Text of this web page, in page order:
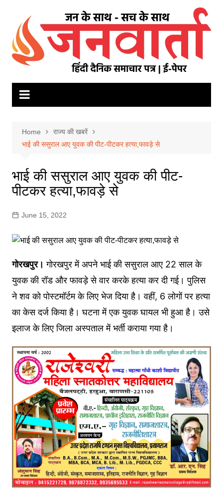
content
Home
राज्य की खबरें
भाई की ससुराल आए युवक की पीट-पीटकर हत्या,फावड़े से
भाई की ससुराल आए युवक की पीट-
पीटकर हत्या,फावड़े से
June 15, 2022
गोरखपुर। गोरखपुर में अपने भाई की ससुराल आए 22 साल के
युवक की रॉड और फावड़े से वार करके हत्या कर दी गई। पुलिस
ने शव को पोस्टमॉर्टम के लिए भेज दिया है। वहीं, 6 लोगों पर हत्या
का केस दर्ज किया है। घटना में एक युवक घायल भी हुआ है। उसे
इलाज के लिए जिला अस्पताल में भर्ती कराया गया है।